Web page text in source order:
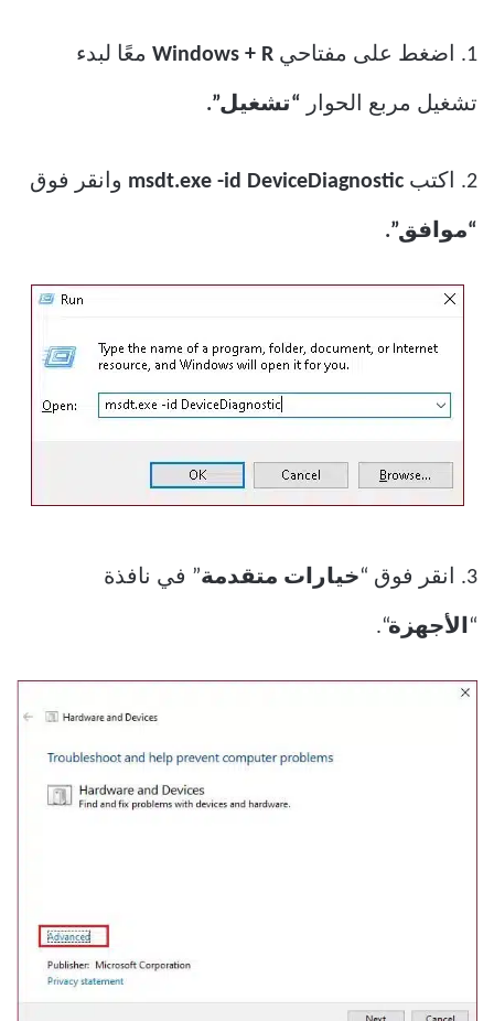
1. اضغط على مفتاحي معًا لبدء
تشغيل مربع الحوار “تشغيل”.
2. اكتب وانقر فوق
“موافق”.
3. انقر فوق “ خيارات متقدمة” في نافذة
“الأجهزة“.